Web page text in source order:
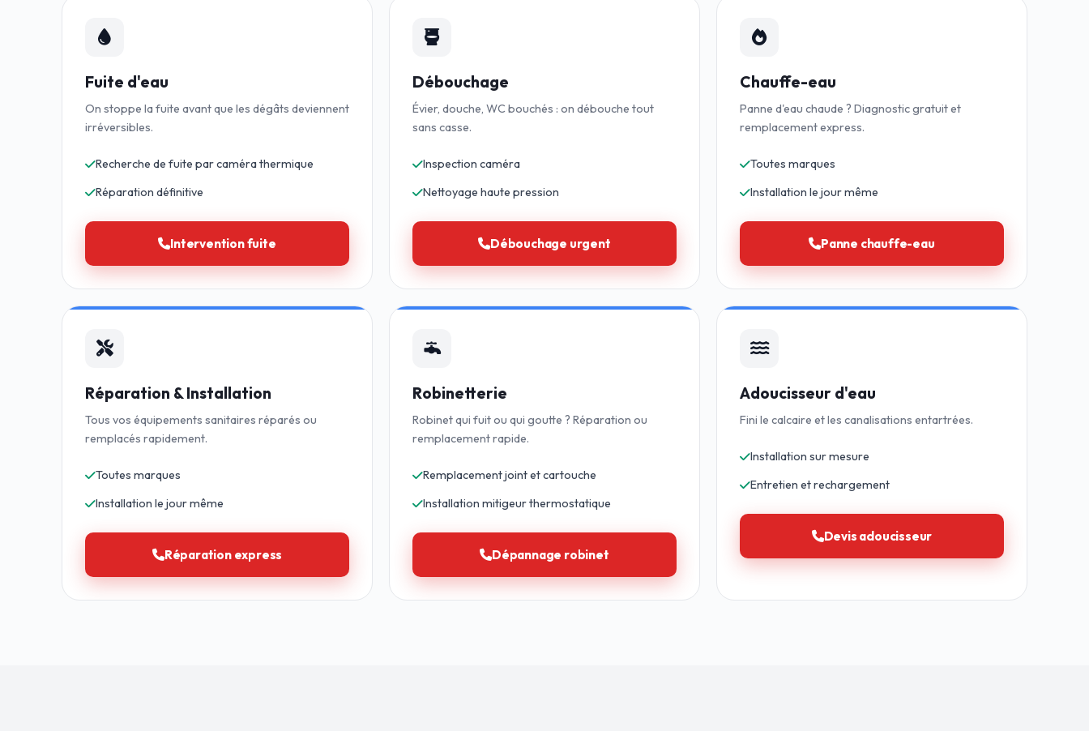
Fuite d'eau
On stoppe la fuite avant que les dégâts deviennent
irréversibles.
Recherche de fuite par caméra thermique
Réparation définitive
Intervention fuite
Débouchage
Évier, douche, WC bouchés : on débouche tout
sans casse.
Inspection caméra
Nettoyage haute pression
Débouchage urgent
Chauffe-eau
Panne d'eau chaude ? Diagnostic gratuit et
remplacement express.
Toutes marques
Installation le jour même
Panne chauffe-eau
Réparation & Installation
Tous vos équipements sanitaires réparés ou
remplacés rapidement.
Toutes marques
Installation le jour même
Réparation express
Robinetterie
Robinet qui fuit ou qui goutte ? Réparation ou
remplacement rapide.
Remplacement joint et cartouche
Installation mitigeur thermostatique
Dépannage robinet
Adoucisseur d'eau
Fini le calcaire et les canalisations entartrées.
Installation sur mesure
Entretien et rechargement
Devis adoucisseur